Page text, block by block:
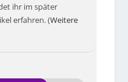
ihr im später
erfahren. (Weitere